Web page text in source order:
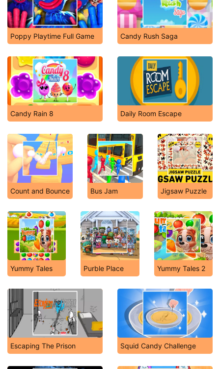
Poppy Playtime Full Game Candy Rush Saga
Candy Rain 8 Daily Room Escape
Count and Bounce Bus Jam Jigsaw Puzzle
Yummy Tales Purble Place Yummy Tales 2
Escaping The Prison Squid Candy Challenge